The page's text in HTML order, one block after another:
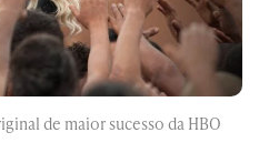
de maior sucesso da HBO